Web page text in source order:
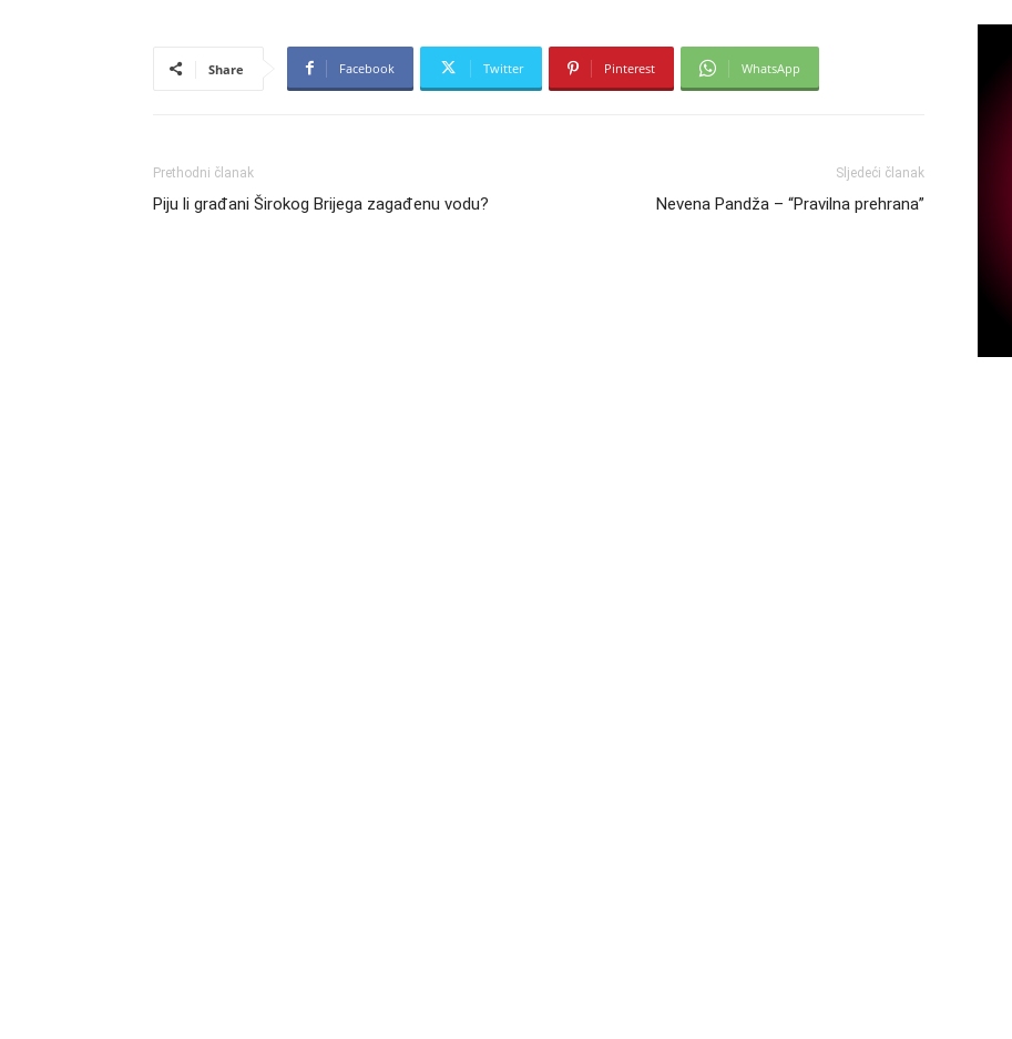
Share Facebook Twitter Pinterest WhatsApp
Prethodni članak
Piju li građani Širokog Brijega zagađenu vodu?
Sljedeći članak
Nevena Pandža – “Pravilna prehrana”